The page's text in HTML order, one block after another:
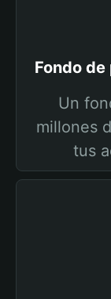
Fondo
Un
millones
tus